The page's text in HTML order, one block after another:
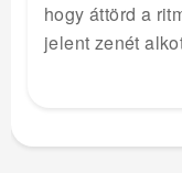
hogy áttörd a
jelent zenét